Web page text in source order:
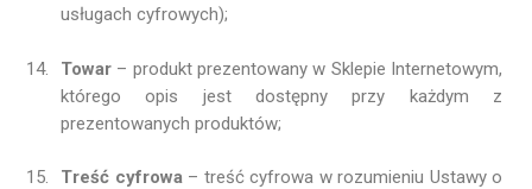
usługach cyfrowych);
Towar – produkt prezentowany w Sklepie Internetowym,
którego opis jest dostępny przy każdym z
prezentowanych produktów;
Treść cyfrowa– treść cyfrowa w rozumieniu Ustawy o